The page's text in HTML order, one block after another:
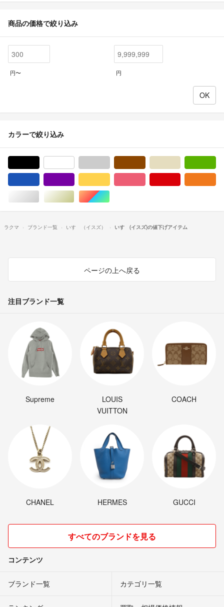
商品の価格で絞り込み
円〜 円
カラーで絞り込み
シルバー/銀色系ゴールド/金色系マルチカラー
ラクマ ブランド一覧 いすゞ（イスズ） いすゞ(イスズ)の値下げアイテム
ページの上へ戻る
注目ブランド一覧
Supreme
LOUIS
VUITTON
COACH
CHANEL HERMES GUCCI
すべてのブランドを見る
コンテンツ
ブランド一覧 カテゴリ一覧